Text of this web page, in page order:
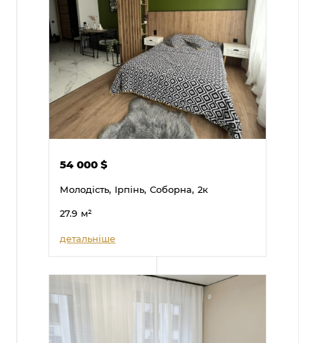
54 000$
Молодість, Ірпінь, Соборна, 2к
27.9 м²
детальніше